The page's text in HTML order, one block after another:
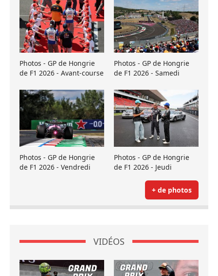
Photos - GP de Hongrie
de F1 2026 - Avant-course
Photos - GP de Hongrie
de F1 2026 - Samedi
Photos - GP de Hongrie
de F1 2026 - Vendredi
Photos - GP de Hongrie
de F1 2026 - Jeudi
+ de photos
VIDÉOS